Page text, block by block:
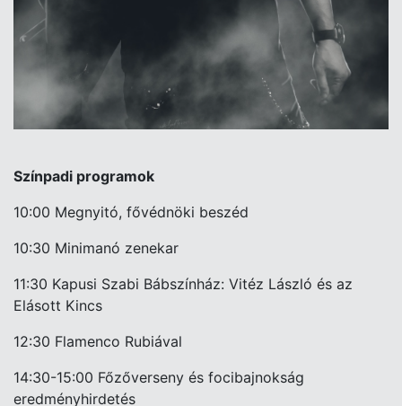
Színpadi programok
10:00 Megnyitó, fővédnöki beszéd
10:30 Minimanó zenekar
11:30 Kapusi Szabi Bábszínház: Vitéz László és az
Elásott Kincs
12:30 Flamenco Rubiával
14:30-15:00 Főzőverseny és focibajnokság
eredményhirdetés